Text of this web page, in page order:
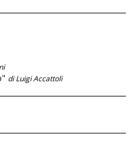
di Luigi Accattoli